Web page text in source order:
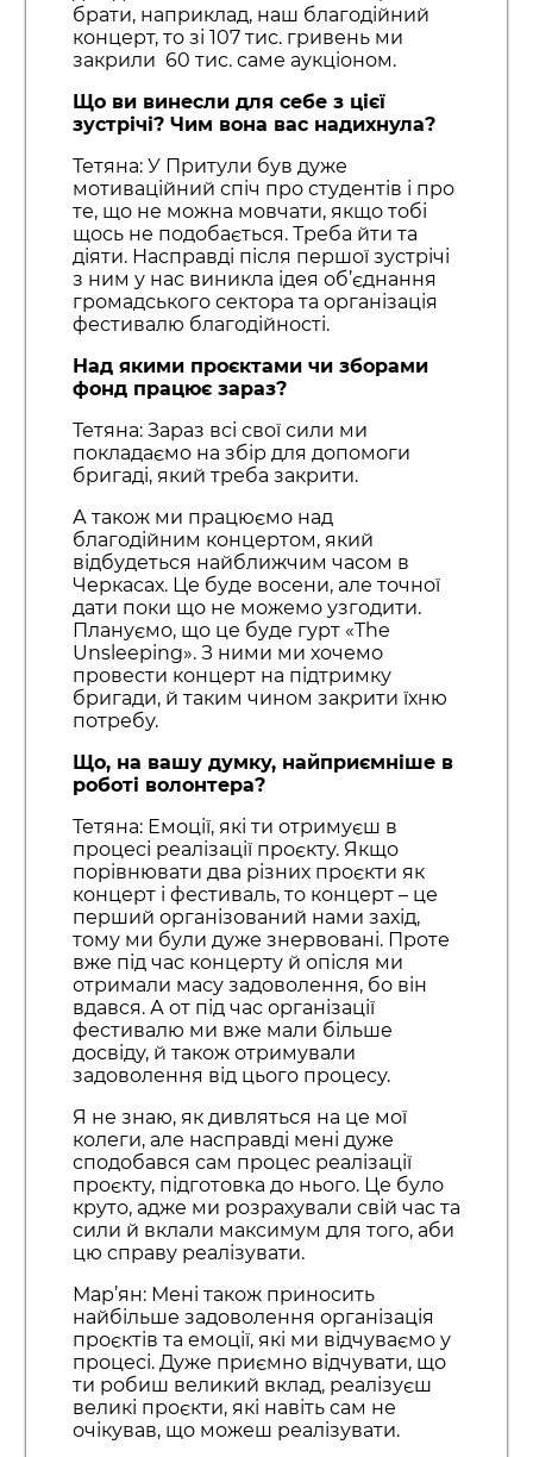
брати, наприклад, наш благодійний
концерт, то зі 107 тис. гривень ми
закрили 60 тис. саме аукціоном.
Що ви винесли для себе з цієї
зустрічі? Чим вона вас надихнула?
Тетяна: У Притули був дуже
мотиваційний спіч про студентів і про
те, що не можна мовчати, якщо тобі
щось не подобається. Треба йти та
діяти. Насправді після першої зустрічі
з ним у нас виникла ідея об’єднання
громадського сектора та організація
фестивалю благодійності.
Над якими проєктами чи зборами
фонд працює зараз?
Тетяна: Зараз всі свої сили ми
покладаємо на збір для допомоги
бригаді, який треба закрити.
А також ми працюємо над
благодійним концертом, який
відбудеться найближчим часом в
Черкасах. Це буде восени, але точної
дати поки що не можемо узгодити.
Плануємо, що це буде гурт «The
Unsleeping». З ними ми хочемо
провести концерт на підтримку
бригади, й таким чином закрити їхню
потребу.
Що, на вашу думку, найприємніше в
роботі волонтера?
Тетяна: Емоції, які ти отримуєш в
процесі реалізації проєкту. Якщо
порівнювати два різних проєкти як
концерт і фестиваль, то концерт – це
перший організований нами захід,
тому ми були дуже знервовані. Проте
вже під час концерту й опісля ми
отримали масу задоволення, бо він
вдався. А от під час організації
фестивалю ми вже мали більше
досвіду, й також отримували
задоволення від цього процесу.
Я не знаю, як дивляться на це мої
колеги, але насправді мені дуже
сподобався сам процес реалізації
проєкту, підготовка до нього. Це було
круто, адже ми розрахували свій час та
сили й вклали максимум для того, аби
цю справу реалізувати.
Мар’ян: Мені також приносить
найбільше задоволення організація
проєктів та емоції, які ми відчуваємо у
процесі. Дуже приємно відчувати, що
ти робиш великий вклад, реалізуєш
великі проєкти, які навіть сам не
очікував, що можеш реалізувати.